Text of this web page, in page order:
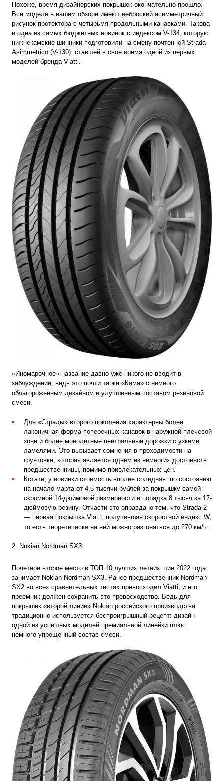
Похоже, время дизайнерских покрышек окончательно прошло.
Все модели в нашем обзоре имеют неброский асимметричный
рисунок протектора с четырьмя продольными канавками. Такова
и одна из самых бюджетных новинок с индексом V-134, которую
нижнекамские шинники подготовили на смену почтенной Strada
Asimmetrico (V-130), ставшей в свое время одной из первых
моделей бренда Viatti.
«Иномарочное» название давно уже никого не вводит в
заблуждение, ведь это почти та же «Кама» с немного
облагороженным дизайном и улучшенным составом резиновой
смеси.
Для «Страды» второго поколения характерны более
лаконичная форма поперечных канавок в наружной плечевой
зоне и более монолитные центральные дорожки с узкими
ламелями. Это вызывает сомнения в проходимости на
грунтовке, которая является одним из немногих достоинств
предшественницы, помимо привлекательных цен.
Кстати, у новинки стоимость вполне солидная: по состоянию
на начало марта от 4,5 тысячи рублей за покрышку самой
скромной 14-дюймовой размерности и порядка 8 тысяч за 17-
дюймовую резину. Отчасти это оправдано тем, что Strada 2
— первая покрышка Viatti, получившая скоростной индекс W,
то есть теоретически на ней можно разгоняться до 270 км/ч
2. Nokian Nordman SX3
Почетное второе место в ТОП 10 лучших летних шин 2022 года
занимает Nokian Nordman SX3. Ранее предшественник Nordman
SX2 во всех сравнительных тестах превосходил Viatti, и его
преемник должен сохранить это превосходство. Ведь для
покрышек «второй линии» Nokian российского производства
традиционно используется беспроигрышный рецепт: дизайн
одной из успешных моделей премиальной линейки плюс
немного упрощенный состав смеси.